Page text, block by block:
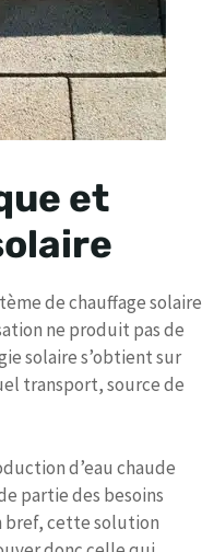
et
de chauffage solaire
ne produit pas de
solaire s’obtient sur
transport, source de
d’eau chaude
partie des besoins
bref, cette solution